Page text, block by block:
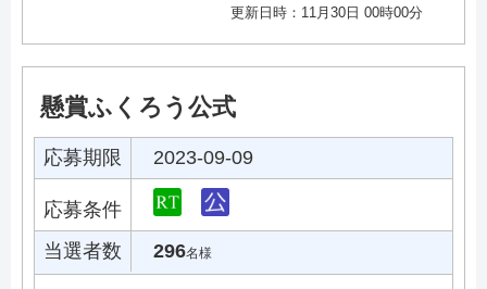
更新日時：11月30日 00時00分
懸賞ふくろう公式
応募期限 2023-09-09
応募条件
当選者数
296名様